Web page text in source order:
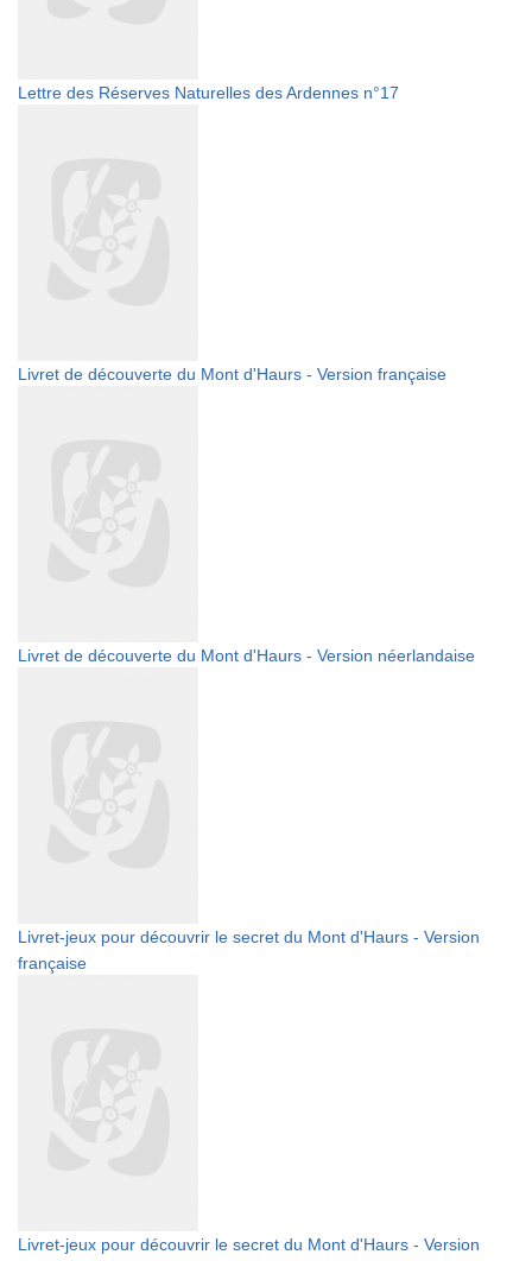
Lettre des Réserves Naturelles des Ardennes n°17
Livret de découverte du Mont d'Haurs - Version française
Livret de découverte du Mont d'Haurs - Version néerlandaise
Livret-jeux pour découvrir le secret du Mont d'Haurs - Version
française
Livret-jeux pour découvrir le secret du Mont d'Haurs - Version